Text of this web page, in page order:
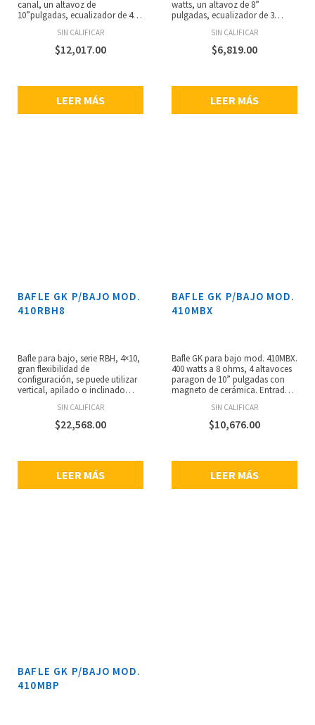
canal, un altavoz de
10”pulgadas, ecualizador de 4
salidas: XLR (direct), XLR (chain)
y 1/4” (audífonos), dimensiones:
368 x 317 x 317 mm, peso: 9.5 kg.
SIN CALIFICAR
$12,017.00
LEER MÁS
watts, un altavoz de 8”
pulgadas, ecualizador de 3
instrumento y 1 auxiliar, 1 salida
para audífonos, dimensiones:
368.3 x 317.5 x 317.5 mm.
SIN CALIFICAR
$6,819.00
LEER MÁS
BAFLE GK P/BAJO MOD.
410RBH8
Bafle para bajo, serie RBH, 4×10,
gran flexibilidad de
configuración, se puede utilizar
vertical, apilado o inclinado
cerámica de 10” pulgadas Cast-
Frame de uso rudo, bocina
biamplificable, potencia: 800
madera de álamo y esquinas
entrelazadas personalizadas,
SIN CALIFICAR
$22,568.00
LEER MÁS
BAFLE GK P/BAJO MOD.
410MBX
Bafle GK para bajo mod. 410MBX.
400 watts a 8 ohms, 4 altavoces
paragon de 10” pulgadas con
magneto de cerámica. Entradas
SIN CALIFICAR
$10,676.00
LEER MÁS
BAFLE GK P/BAJO MOD.
410MBP